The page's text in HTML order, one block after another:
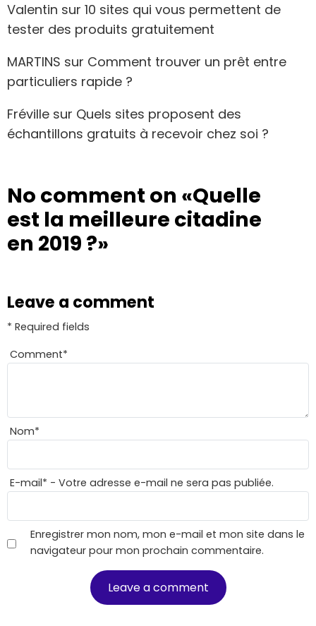
Valentin sur 10 sites qui vous permettent de
tester des produits gratuitement
MARTINS sur Comment trouver un prêt entre
particuliers rapide ?
Fréville sur Quels sites proposent des
échantillons gratuits à recevoir chez soi ?
No comment on «Quelle
est la meilleure citadine
en 2019 ?»
Leave a comment
* Required fields
Comment*
Nom*
E-mail* - Votre adresse e-mail ne sera pas publiée.
Enregistrer mon nom, mon e-mail et mon site dans le
navigateur pour mon prochain commentaire.